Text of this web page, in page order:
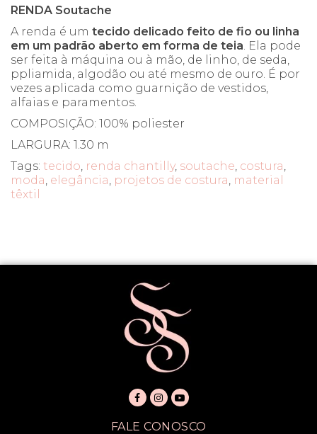
RENDA Soutache
A renda é um tecido delicado feito de fio ou linha
em um padrão aberto em forma de teia. Ela pode
ser feita à máquina ou à mão, de linho, de seda,
ppliamida, algodão ou até mesmo de ouro. É por
vezes aplicada como guarnição de vestidos,
alfaias e paramentos.
COMPOSIÇÃO: 100% poliester
LARGURA: 1.30 m
Tags: tecido, renda chantilly, soutache, costura,
moda, elegância, projetos de costura, material
têxtil
FALE CONOSCO